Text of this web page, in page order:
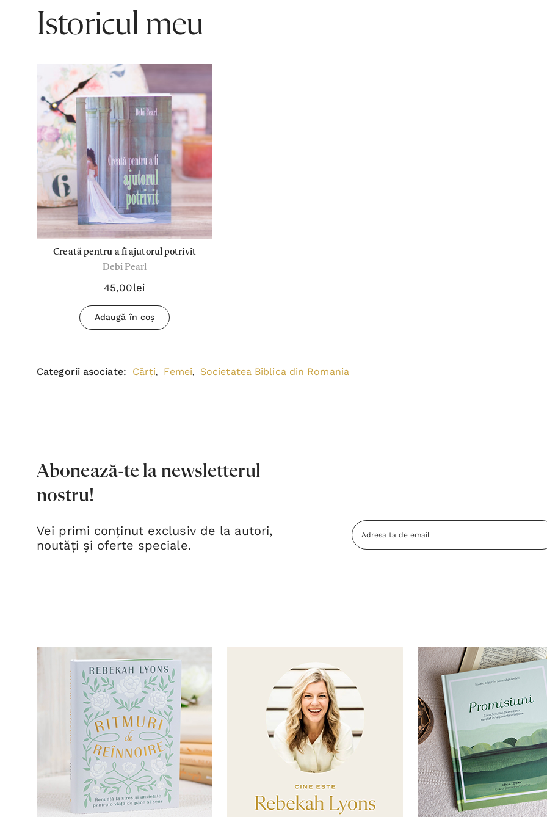
Istoricul meu
Creată pentru a fi ajutorul potrivit
Debi Pearl
45,00lei
Adaugă în coș
Categorii asociate: Cărți, Femei, Societatea Biblica din Romania
Abonează-te la newsletterul
nostru!
Vei primi conținut exclusiv de la autori,
noutăți şi oferte speciale.
Adresa
Email